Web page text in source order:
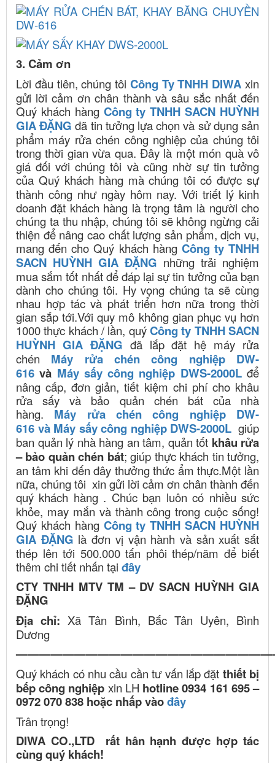
3. Cảm ơn
Lời đầu tiên, chúng tôi Công Ty TNHH DIWA xin
gửi lời cảm ơn chân thành và sâu sắc nhất đến
Quý khách hàng Công ty TNHH SACN HUỲNH
GIA ĐẶNG đã tin tưởng lựa chọn và sử dụng sản
phẩm máy rửa chén công nghiệp của chúng tôi
trong thời gian vừa qua. Đây là một món quà vô
giá đối với chúng tôi và cũng nhờ sự tin tưởng
của Quý khách hàng mà chúng tôi có được sự
thành công như ngày hôm nay. Với triết lý kinh
doanh đặt khách hàng là trọng tâm là người cho
chúng ta thu nhập, chúng tôi sẽ không ngừng cải
thiện để nâng cao chất lượng sản phẩm, dịch vụ,
mang đến cho Quý khách hàng Công ty TNHH
SACN HUỲNH GIA ĐẶNG những trải nghiệm
mua sắm tốt nhất để đáp lại sự tin tưởng của bạn
dành cho chúng tôi. Hy vọng chúng ta sẽ cùng
nhau hợp tác và phát triển hơn nữa trong thời
gian sắp tới.Với quy mô không gian phục vụ hơn
1000 thực khách / lần, quý Công ty TNHH SACN
HUỲNH GIA ĐẶNG đã lắp đặt hệ máy rửa
chén Máy rửa chén công nghiệp DW-
616 và Máy sấy công nghiệp DWS-2000Lđể
nâng cấp, đơn giản, tiết kiệm chi phí cho khâu
rửa sấy và bảo quản chén bát của nhà
hàng. Máy rửa chén công nghiệp DW-
616 và Máy sấy công nghiệp DWS-2000L giúp
ban quản lý nhà hàng an tâm, quản tốt khâu rửa
– bảo quản chén bát; giúp thực khách tin tưởng,
an tâm khi đến đây thưởng thức ẩm thực.Một lần
nữa, chúng tôi xin gửi lời cảm ơn chân thành đến
quý khách hàng . Chúc bạn luôn có nhiều sức
khỏe, may mắn và thành công trong cuộc sống!
Quý khách hàng Công ty TNHH SACN HUỲNH
GIA ĐẶNG là đơn vị vận hành và sản xuất sắt
thép lên tới 500.000 tấn phôi thép/năm để biết
thêm chi tiết nhấn tại đây
CTY TNHH MTV TM – DV SACN HUỲNH GIA
ĐẶNG
Địa chỉ: Xã Tân Bình, Bắc Tân Uyên, Bình
Dương
Quý khách có nhu cầu cần tư vấn lắp đặt thiết bị
bếp công nghiệp xin LH hotline 0934 161 695 –
0972 070 838 hoặc nhấp vàođây
Trân trọng!
DIWA CO.,LTD rất hân hạnh được hợp tác
cùng quý khách!